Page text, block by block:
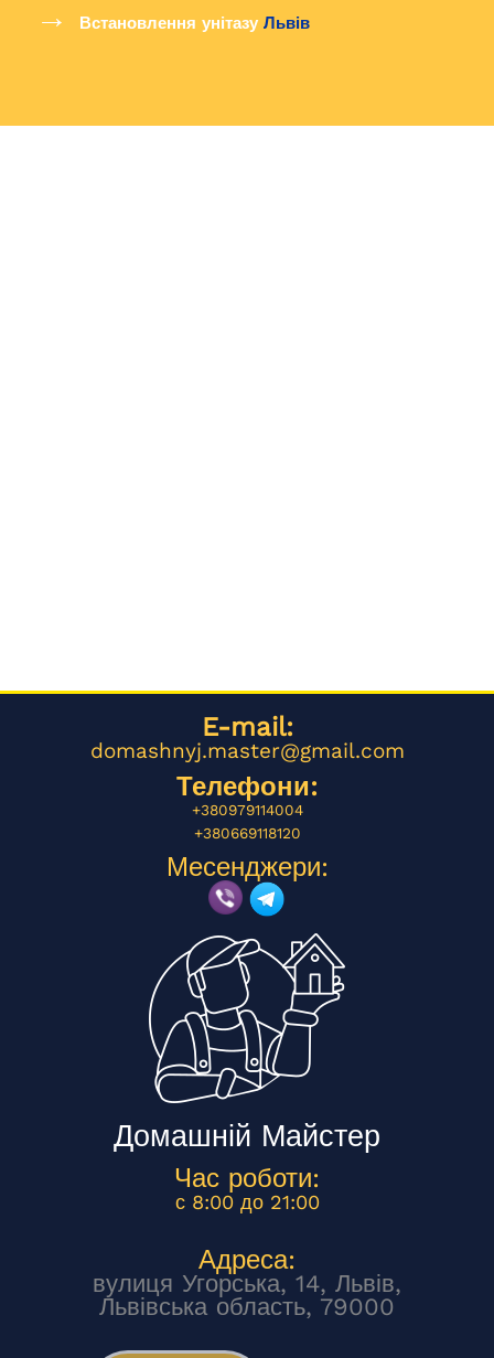
Встановлення унітазу Львів
E-mail:
domashnyj.master@gmail.com
Телефони:
+380979114004
+380669118120
Месенджери:
Домашній Майстер
Час роботи:
с 8:00 до 21:00
Адреса:
вулиця Угорська, 14, Львів,
Львівська область, 79000